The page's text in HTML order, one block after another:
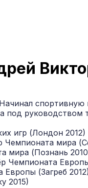
под
игр (Лондон 2012)
мира
мира (Познань
Чемпионата
(Загреб
2015)